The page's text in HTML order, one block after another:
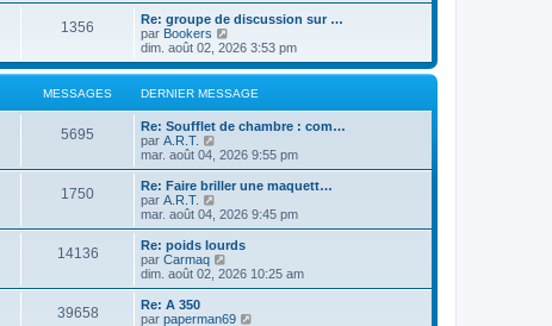
e
r
i
e
r
m
e
s
a
g
e
r
l
e
d
e
n
i
e
m
e
s
a
g
e
1356
Re: groupe de discussion sur …
par Bookers
o
i
r
l
e
n
i
e
m
e
s
a
g
dim. août 02, 2026 3:53 pm
MESSAGES DERNIER MESSAGE
5695
Re: Soufflet de chambre : com…
par A.R.T.
o
i
r
e
r
n
i
mar. août 04, 2026 9:55 pm
1750
Re: Faire briller une maquett…
par A.R.T.
o
i
r
l
e
mar. août 04, 2026 9:45 pm
14136
Re: poids lourds
par Carmaq
o
i
l
dim. août 02, 2026 10:25 am
39658
Re: A 350
par paperman69